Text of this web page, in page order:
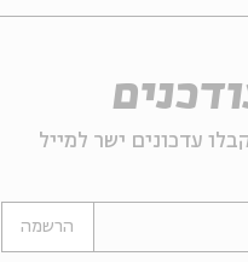
עדכונים ישר למייל
הרשמה